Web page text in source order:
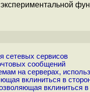
сетевых сервисов
сообщений
на серверах,
вклиниться в
вклиниться в